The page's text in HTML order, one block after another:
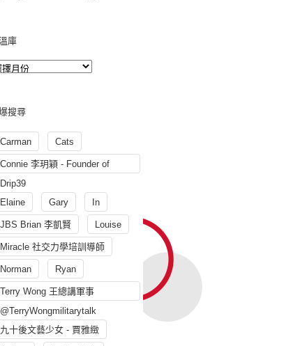
庫
搜尋
Carman Cats
Connie 李玥穎 - Founder of
Drip39
Elaine
Gary In
JBS Brian 李凱賢 Louise
Miracle 社交力學培訓導師
Norman Ryan
Terry Wong 王總講軍事
@TerryWongmilitarytalk
九十後文藝少女 - 賈雅緻